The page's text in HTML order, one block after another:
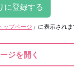
ップページ 」に表示されま
ジを開く